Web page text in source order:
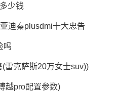
少钱
迪秦plusdmi十大忠告
吗
雷克萨斯20万女士suv))
越pro配置参数)